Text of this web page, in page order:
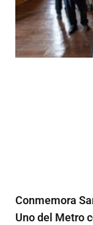
Conmemora
Uno del Metro